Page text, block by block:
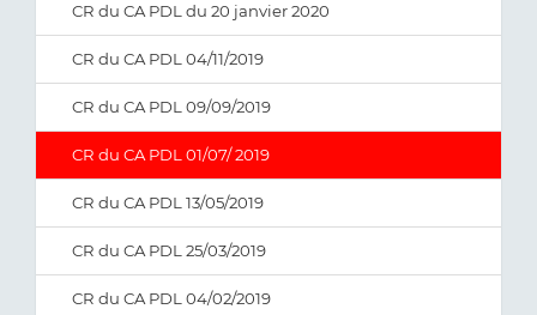
CR du CA PDL du 20 janvier 2020
CR du CA PDL 04/11/2019
CR du CA PDL 09/09/2019
CR du CA PDL 01/07/ 2019
CR du CA PDL 13/05/2019
CR du CA PDL 25/03/2019
CR du CA PDL 04/02/2019